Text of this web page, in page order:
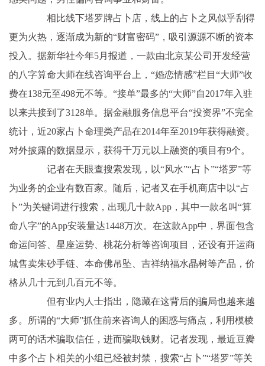
相比线下塔罗牌占卜店，线上的占卜之风似乎刮得
更为火热，逐渐成为新的“财富密码”，吸引源源不断的资本
投入。据新华社今年5月报道，一款由北京某公司开发经营
的八字算命大师在线咨询平台上，“婚恋情感”栏目“大师”收
费在138元至498元不等。“接单”最多的“大师”自2017年入驻
以来共接到了3128单。据金融服务信息平台“投资界”不完全
统计，近20家占卜命理类产品在2014年至2019年获得融资。
对外披露的数据显示，获得千万元以上融资的项目有9个。
记者在天眼查搜索发现，以“风水”“占卜”“塔罗”等
为业务的企业有数百家。随后，记者又在手机商店中以“占
卜”为关键词进行搜索，出现几十款App，其中一款名叫“算
命八字”的App安装量达1448万次。在这款App中，界面包含
命运问答、星座运势、桃花分析等咨询项目，还设有开运商
城售卖朱砂手链、本命佛吊坠、吉祥纳福水晶树等产品，价
格从几十元到几百元不等。
但有业内人士指出，隐藏在这背后的骗局也越来越
多。所谓的“大师”抓住前来咨询人的困惑与痛点，利用模棱
两可的话术骗取信任，进而骗取钱财。记者发现，最近豆瓣
中多个占卜相关的小组已经被封禁，搜索“占卜”“塔罗”等关